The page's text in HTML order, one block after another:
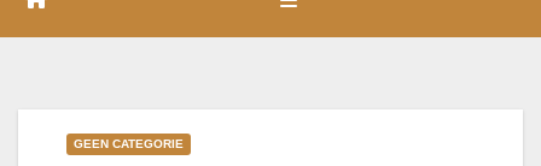
GEEN CATEGORIE